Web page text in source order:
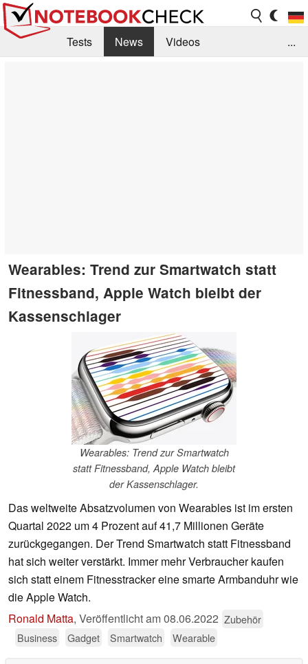
Tests News
Videos
...
Wearables: Trend zur Smartwatch statt
Fitnessband, Apple Watch bleibt der
Kassenschlager
Wearables: Trend zur Smartwatch
statt Fitnessband, Apple Watch bleibt
der Kassenschlager.
Das weltweite Absatzvolumen von Wearables ist im ersten
Quartal 2022 um 4 Prozent auf 41,7 Millionen Geräte
zurückgegangen. Der Trend Smartwatch statt Fitnessband
hat sich weiter verstärkt. Immer mehr Verbraucher kaufen
sich statt einem Fitnesstracker eine smarte Armbanduhr wie
die Apple Watch.
Ronald Matta, Veröffentlicht am08.06.2022 Zubehör
Business
Gadget Smartwatch Wearable